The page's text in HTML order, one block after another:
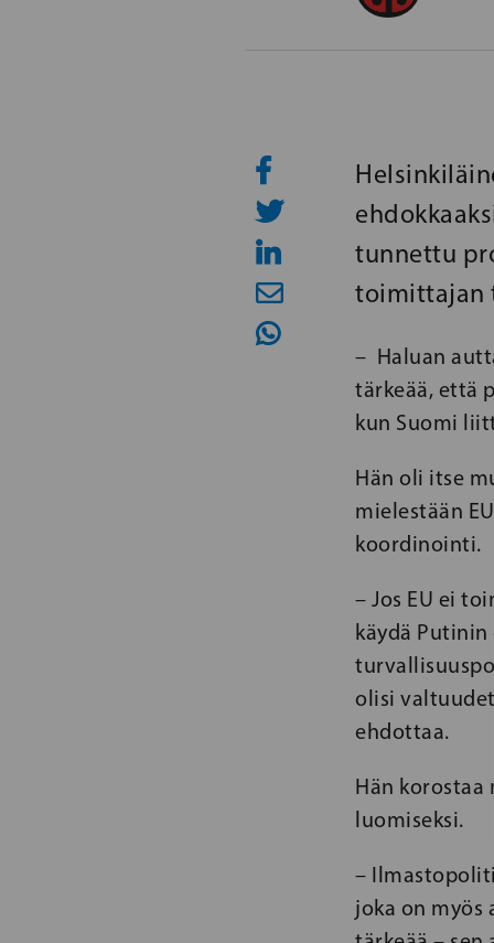
tunnettu
toimittajan
– Haluan
tärkeää, että
kun Suomi
Hän oli itse
mielestään
koordinointi.
– Jos EU ei
käydä
olisi
ehdottaa.
Hän
luomiseksi.
–
joka on myös